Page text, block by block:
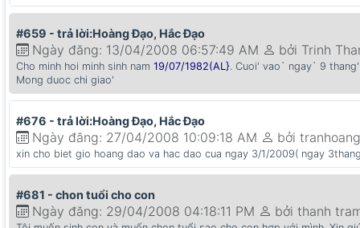
#659 - trả lời:Hoàng Đạo, Hắc Đạo
Ngày đăng: 13/04/2008 06:57:49 AM bởi Trinh
Cho minh hoi minh sinh nam 19/07/1982(AL}. Cuoi' vao` ngay` 9
Mong duoc chi giao'
#676 - trả lời:Hoàng Đạo, Hắc Đạo
Ngày đăng: 27/04/2008 10:09:18 AM bởi
xin cho biet gio hoang dao va hac dao cua ngay 3/1/2009( ngay
#681 - chon tuổi cho con
Ngày đăng: 29/04/2008 04:18:11 PM bởi thanh